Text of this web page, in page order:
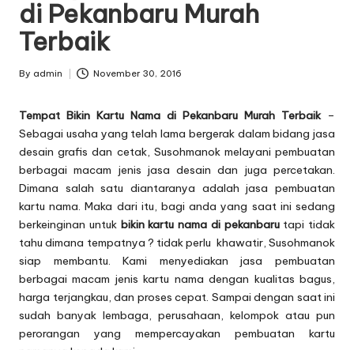
di Pekanbaru Murah
Terbaik
Posted
By admin November 30, 2016
Tempat Bikin Kartu Nama di Pekanbaru Murah Terbaik–
Sebagai usaha yang telah lama bergerak dalam bidang jasa
desain grafis dan cetak, Susohmanok melayani pembuatan
berbagai macam jenis jasa desain dan juga percetakan.
Dimana salah satu diantaranya adalah jasa pembuatan
kartu nama. Maka dari itu, bagi anda yang saat ini sedang
berkeinginan untuk bikin kartu nama di pekanbarutapi tidak
tahu dimana tempatnya ? tidak perlu khawatir, Susohmanok
siap membantu. Kami menyediakan jasa pembuatan
berbagai macam jenis kartu nama dengan kualitas bagus,
harga terjangkau, dan proses cepat. Sampai dengan saat ini
sudah banyak lembaga, perusahaan, kelompok atau pun
perorangan yang mempercayakan pembuatan kartu